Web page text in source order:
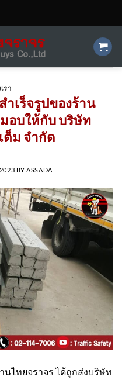
รา
เร็จรูปของร้าน
อบให้กับ บริษัท
ต็ม จำกัด
BY ASSADA
นไทยจราจร ได้ถูกส่งบริษัท